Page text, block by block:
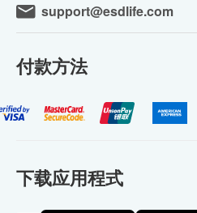
support@esdlife.com
付款方法
下载应用程式